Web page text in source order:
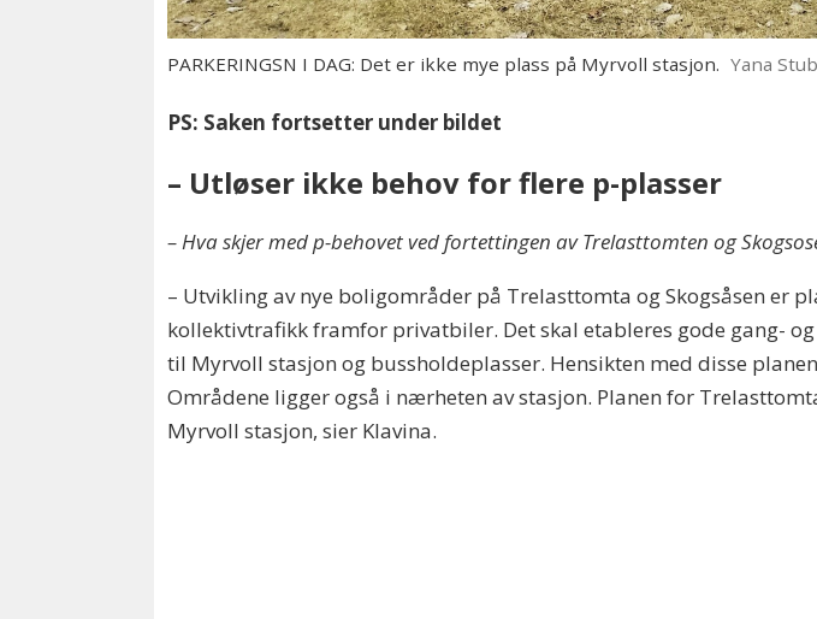
PARKERINGSN I DAG: Det er ikke mye plass på Myrvoll stasjon. Yana
PS: Saken fortsetter under bildet
– Utløser ikke behov for flere p-plasser
– Hva skjer med p-behovet ved fortettingen av Trelasttomten og
– Utvikling av nye boligområder på Trelasttomta og Skogsåsen er
kollektivtrafikk framfor privatbiler. Det skal etableres gode gang-
til Myrvoll stasjon og bussholdeplasser. Hensikten med disse
Områdene ligger også i nærheten av stasjon. Planen for
Myrvoll stasjon, sier Klavina.